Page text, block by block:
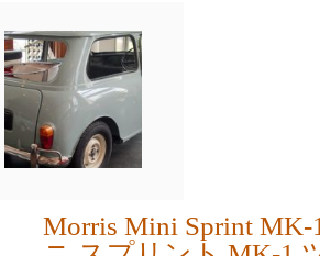
Morris Mini Sprint